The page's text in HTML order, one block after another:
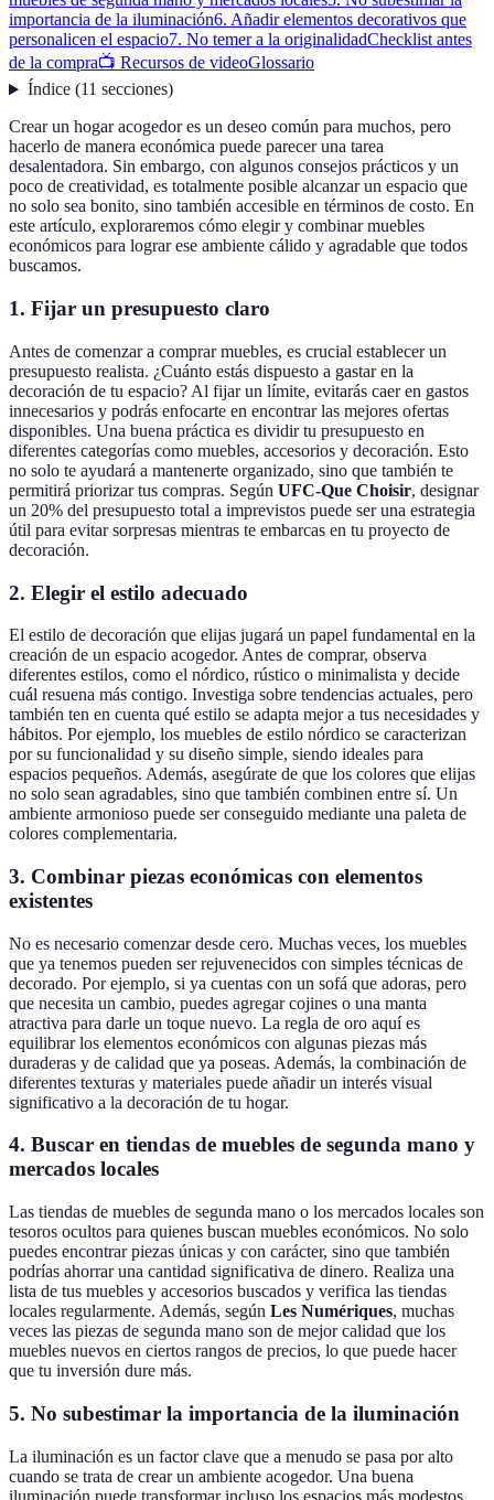
importancia de la iluminación6. Añadir elementos decorativos que
personalicen el espacio7. No temer a la originalidadChecklist antes
de la compra📺 Recursos de videoGlossario
Índice(11 secciones)
Crear un hogar acogedor es un deseo común para muchos, pero
hacerlo de manera económica puede parecer una tarea
desalentadora. Sin embargo, con algunos consejos prácticos y un
poco de creatividad, es totalmente posible alcanzar un espacio que
no solo sea bonito, sino también accesible en términos de costo. En
este artículo, exploraremos cómo elegir y combinar muebles
económicos para lograr ese ambiente cálido y agradable que todos
buscamos.
1. Fijar un presupuesto claro
Antes de comenzar a comprar muebles, es crucial establecer un
presupuesto realista. ¿Cuánto estás dispuesto a gastar en la
decoración de tu espacio? Al fijar un límite, evitarás caer en gastos
innecesarios y podrás enfocarte en encontrar las mejores ofertas
disponibles. Una buena práctica es dividir tu presupuesto en
diferentes categorías como muebles, accesorios y decoración. Esto
no solo te ayudará a mantenerte organizado, sino que también te
permitirá priorizar tus compras. Según UFC-Que Choisir, designar
un 20% del presupuesto total a imprevistos puede ser una estrategia
útil para evitar sorpresas mientras te embarcas en tu proyecto de
decoración.
2. Elegir el estilo adecuado
El estilo de decoración que elijas jugará un papel fundamental en la
creación de un espacio acogedor. Antes de comprar, observa
diferentes estilos, como el nórdico, rústico o minimalista y decide
cuál resuena más contigo. Investiga sobre tendencias actuales, pero
también ten en cuenta qué estilo se adapta mejor a tus necesidades y
hábitos. Por ejemplo, los muebles de estilo nórdico se caracterizan
por su funcionalidad y su diseño simple, siendo ideales para
espacios pequeños. Además, asegúrate de que los colores que elijas
no solo sean agradables, sino que también combinen entre sí. Un
ambiente armonioso puede ser conseguido mediante una paleta de
colores complementaria.
3. Combinar piezas económicas con elementos
existentes
No es necesario comenzar desde cero. Muchas veces, los muebles
que ya tenemos pueden ser rejuvenecidos con simples técnicas de
decorado. Por ejemplo, si ya cuentas con un sofá que adoras, pero
que necesita un cambio, puedes agregar cojines o una manta
atractiva para darle un toque nuevo. La regla de oro aquí es
equilibrar los elementos económicos con algunas piezas más
duraderas y de calidad que ya poseas. Además, la combinación de
diferentes texturas y materiales puede añadir un interés visual
significativo a la decoración de tu hogar.
4. Buscar en tiendas de muebles de segunda mano y
mercados locales
Las tiendas de muebles de segunda mano o los mercados locales son
tesoros ocultos para quienes buscan muebles económicos. No solo
puedes encontrar piezas únicas y con carácter, sino que también
podrías ahorrar una cantidad significativa de dinero. Realiza una
lista de tus muebles y accesorios buscados y verifica las tiendas
locales regularmente. Además, según Les Numériques, muchas
veces las piezas de segunda mano son de mejor calidad que los
muebles nuevos en ciertos rangos de precios, lo que puede hacer
que tu inversión dure más.
5. No subestimar la importancia de la iluminación
La iluminación es un factor clave que a menudo se pasa por alto
cuando se trata de crear un ambiente acogedor. Una buena
iluminación puede transformar incluso los espacios más modestos.